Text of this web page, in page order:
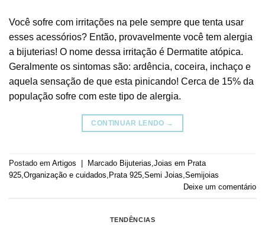
Você sofre com irritações na pele sempre que tenta usar
esses acessórios? Então, provavelmente você tem alergia
a bijuterias! O nome dessa irritação é Dermatite atópica.
Geralmente os sintomas são: ardência, coceira, inchaço e
aquela sensação de que esta pinicando! Cerca de 15% da
população sofre com este tipo de alergia.
CONTINUAR LENDO →
Postado em Artigos Marcado Bijuterias Joias em Prata
925 Organização e cuidados Prata 925 Semi Joias Semijoias
Deixe um comentário
TENDÊNCIAS